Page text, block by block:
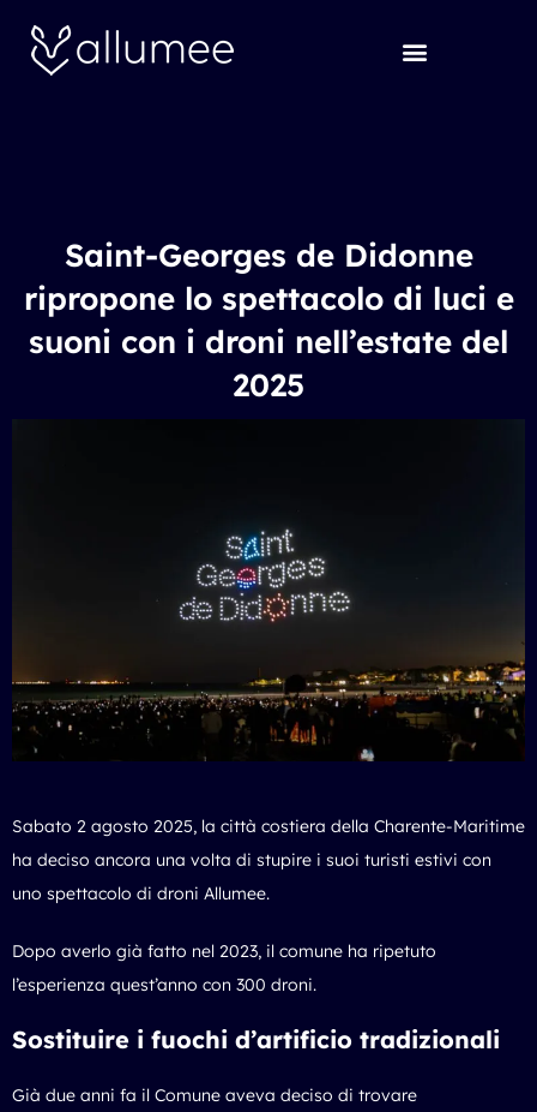
contenuto
Saint-Georges de Didonne
ripropone lo spettacolo di luci e
suoni con i droni nell’estate del
2025
Sabato 2 agosto 2025, la città costiera della Charente-Maritime
ha deciso ancora una volta di stupire i suoi turisti estivi con
uno spettacolo di droni Allumee.
Dopo averlo già fatto nel 2023, il comune ha ripetuto
l’esperienza quest’anno con 300 droni.
Sostituire i fuochi d’artificio tradizionali
Già due anni fa il Comune aveva deciso di trovare